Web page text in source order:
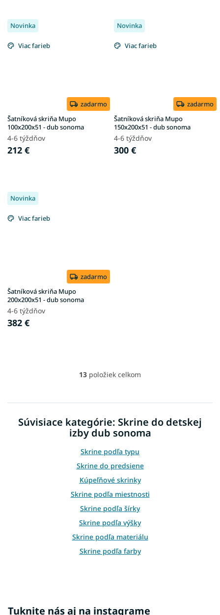
Novinka
Viac farieb
zadarmo
Šatníková skriňa Mupo
100x200x51 - dub sonoma
4-6 týždňov
212 €
Novinka
Viac farieb
zadarmo
Šatníková skriňa Mupo
150x200x51 - dub sonoma
4-6 týždňov
300 €
Novinka
Viac farieb
zadarmo
Šatníková skriňa Mupo
200x200x51 - dub sonoma
4-6 týždňov
382 €
O
á
a
c
e
p
r
v
k
y
v
ý
p
i
u
13 položiek celkom
Súvisiace kategórie: Skrine do detskej
izby dub sonoma
Skrine podľa typu
Skrine do predsiene
Kúpeľňové skrinky
Skrine podľa miestnosti
Skrine podľa šírky
Skrine podľa výšky
Skrine podľa materiálu
Skrine podľa farby
Tuknite nás aj na instagrame